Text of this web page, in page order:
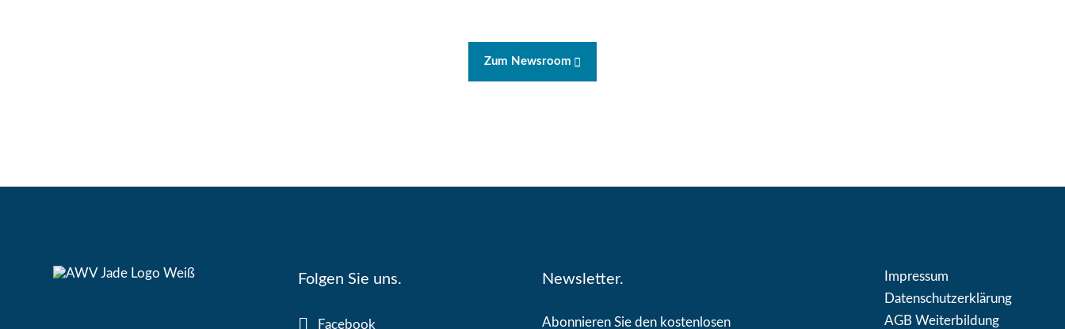
Zum Newsroom
Folgen Sie uns.
Facebook
Newsletter.
Abonnieren Sie den kostenlosen
Impressum
Datenschutzerklärung
AGB Weiterbildung